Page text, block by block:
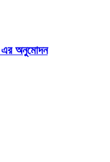
এর অনুমোদন